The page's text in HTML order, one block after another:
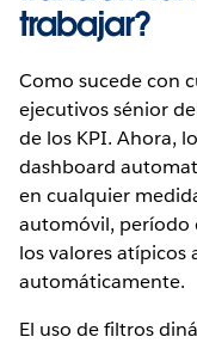
trabajar?
Como sucede con
ejecutivos sénior
de los KPI. Ahora,
dashboard
en cualquier
automóvil, período
los valores atípicos
automáticamente.
El uso de filtros